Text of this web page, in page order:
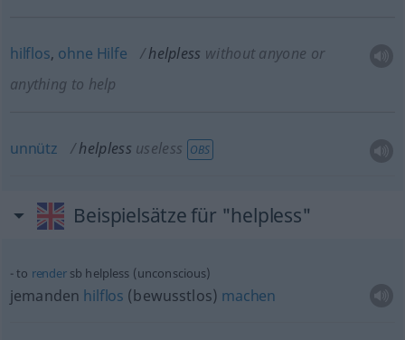
hilflos, ohne Hilfe helpless without anyone or
anything to help
unnütz helpless useless OBS
Beispielsätze für "helpless"
to rendersb helpless (unconscious)
jemanden hilflos (bewusstlos) machen